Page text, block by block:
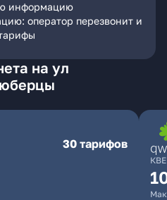
информацию
оператор перезвонит и
на ул
30 тарифов